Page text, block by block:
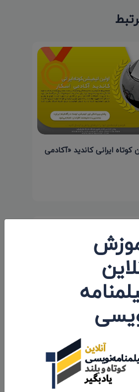
کوتاه ایرانی کاندید «آکادمی
کوتاه «پوتین» سید محسن